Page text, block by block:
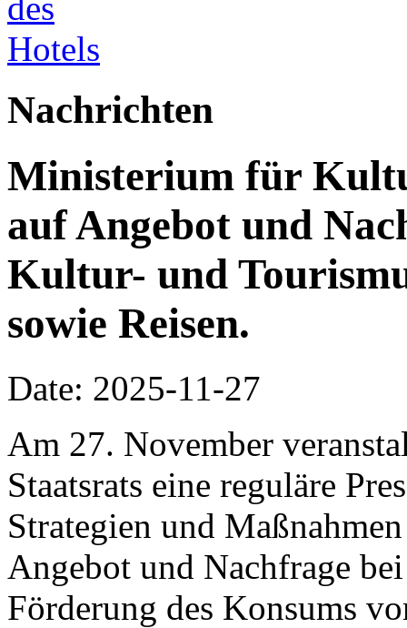
Nachrichten
Ministerium für
auf Angebot und
Kultur- und
sowie Reisen.
Date: 2025-11-27
Am 27. November
Staatsrats eine reguläre
Strategien und
Angebot und Nachfrage
Förderung des Konsums